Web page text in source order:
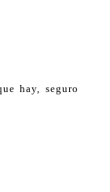
hay, seguro